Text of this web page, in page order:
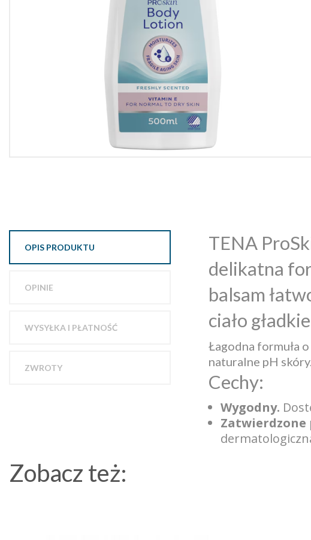
OPIS PRODUKTU
OPINIE
WYSYŁKA I PŁATNOŚĆ
ZWROTY
TENA
delikatna
balsam
ciało
Łagodna formuła
naturalne pH
Cechy:
Wygodny.
Zatwierdzone
Zobacz też: